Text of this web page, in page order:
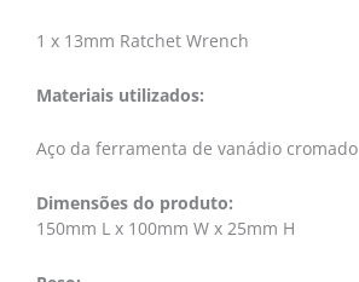
1 x 13mm Ratchet Wrench
Materiais utilizados:
Aço da ferramenta de vanádio cromado
Dimensões do produto:
150mm L x 100mm W x 25mm H